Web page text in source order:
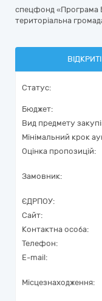
спецфонд «Програма
територіальна
Статус:
Бюджет:
Вид предмету
Мінімальний крок
Оцінка пропозицій:
Замовник:
ЄДРПОУ:
Сайт:
Контактна особа:
Телефон:
E-mail:
Місцезнаходження: